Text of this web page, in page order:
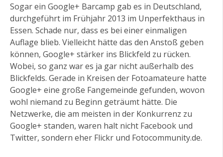
Sogar ein Google+ Barcamp gab es in Deutschland,
durchgeführt im Frühjahr 2013 im Unperfekthaus in
Essen. Schade nur, dass es bei einer einmaligen
Auflage blieb. Vielleicht hätte das den Anstoß geben
können, Google+ stärker ins Blickfeld zu rücken.
Wobei, so ganz war es ja gar nicht außerhalb des
Blickfelds. Gerade in Kreisen der Fotoamateure hatte
Google+ eine große Fangemeinde gefunden, wovon
wohl niemand zu Beginn geträumt hätte. Die
Netzwerke, die am meisten in der Konkurrenz zu
Google+ standen, waren halt nicht Facebook und
Twitter, sondern eher Flickr und Fotocommunity.de.